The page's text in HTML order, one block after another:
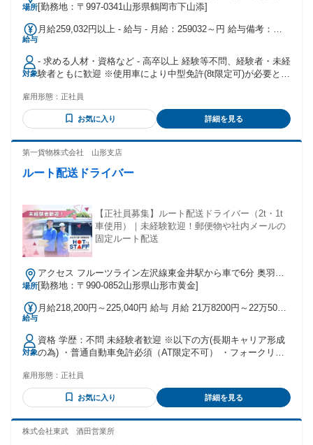
場所藤島 車 18分 羽越本線 羽前大山 車 17分
[勤務地：〒997-0341山形県鶴岡市下山添]
給与
月給259,032円以上 - 給与 - 月給：259032～円 給与備考：月
※交通費全額別途支給(規定有り)
対象
- 求める人材・資格など - 高卒以上 経験等不問、経験者・未経
験者ともに歓迎 ※使用車により中型免許(8t限定可)が必要とな
援あり)
雇用形態： 正社員
お気に入り 詳細を見る
第一貨物株式会社 山形支店
ルート配送ドライバー
【正社員募集】ルート配送ドライバー（2t・1t
車使用）｜未経験歓迎！郵便物や社内メールの
固定ルート配送
場所
アクセス フルーツライン左沢線東金井駅から車で6分 奥羽本
線「北山形駅」から車で7分
[勤務地：〒990-0852山形県山形市黄金]
給与
月給218,200円～225,040円 給与 月給 21万8200円～22万5040
いたします。 ●賞与あり（年2回／480,000円） ●昇給あり ●通
勤手当あり（上限25,000円） ――――――――――― 【その
他手当】 ●勤務地手当あり（5,000円） ●運送手当あり
（44,000円） ●入職特別手当あり（16,000円） ●家族手当あり
――――――――――― 交通費：交通費支給
対象
資格 学歴：不問 未経験者歓迎 ※以下の方(長期キャリア形成
の為) ・普通自動車免許必須（AT限定不可） ・フォークリフ
自動車免許があれば尚可
雇用形態： 正社員
お気に入り 詳細を見る
株式会社東武 酒田営業所